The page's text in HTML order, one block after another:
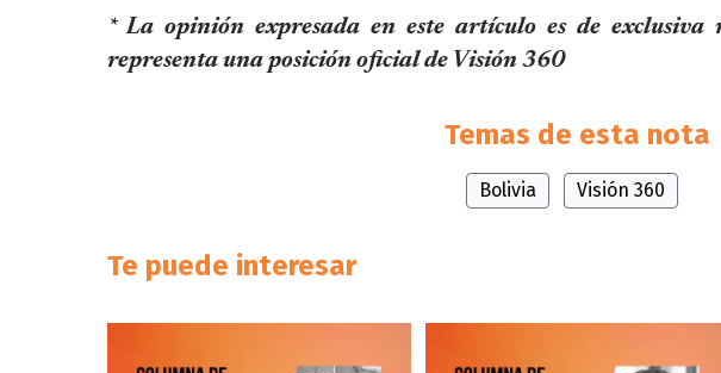
* La opinión expresada en este artículo es de
representa una posición oficial de Visión 360
Temas de esta nota
Bolivia Visión 360
Te puede interesar